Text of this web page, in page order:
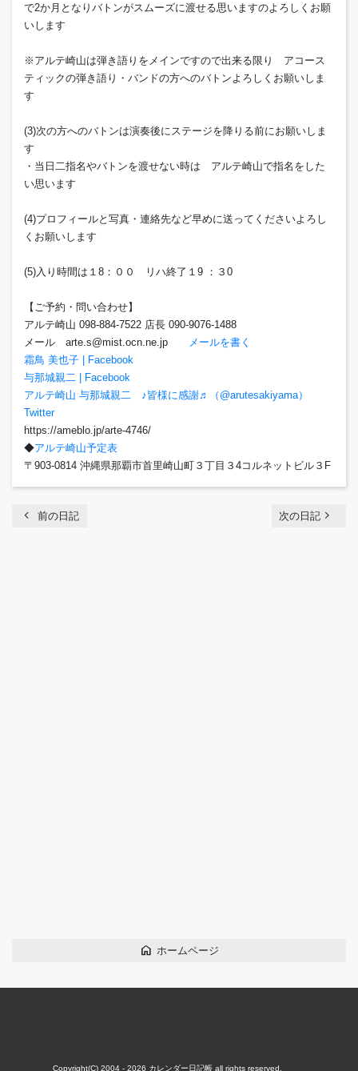
で2か月となりバトンがスムーズに渡せる思いますのよろしくお願
いします
※アルテ崎山は弾き語りをメインですので出来る限り アコース
ティックの弾き語り・バンドの方へのバトンよろしくお願いしま
す
(3)次の方へのバトンは演奏後にステージを降りる前にお願いしま
す
・当日二指名やバトンを渡せない時は アルテ崎山で指名をした
い思います
(4)プロフィールと写真・連絡先など早めに送ってくださいよろし
くお願いします
(5)入り時間は１8：００ リハ終了１9 ：３0
【ご予約・問い合わせ】
アルテ崎山 098-884-7522 店長 090-9076-1488
メール arte.s@mist.ocn.ne.jp
メールを書く
霜鳥 美也子 | Facebook
与那城親二 | Facebook
アルテ崎山 与那城親二 ♪皆様に感謝♬（@arutesakiyama）
Twitter
https://ameblo.jp/arte-4746/
◆アルテ崎山予定表
〒903-0814 沖縄県那覇市首里崎山町３丁目３4コルネットビル３F
chevron_left 前の日記 次の日記 navigate_next
home ホームページ
Copyright(C) 2004 - 2026 カレンダー日記帳all rights reserved.